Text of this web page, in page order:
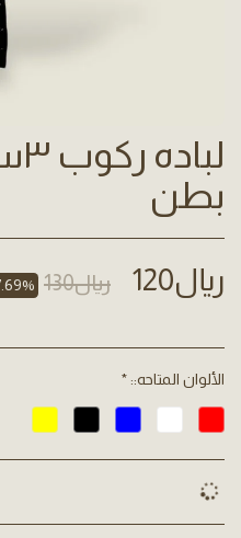
بطن
﷼120 ﷼130
الألوان المتاحه::*